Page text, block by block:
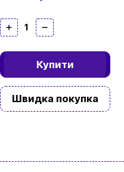
1
Купити
Швидка покупка